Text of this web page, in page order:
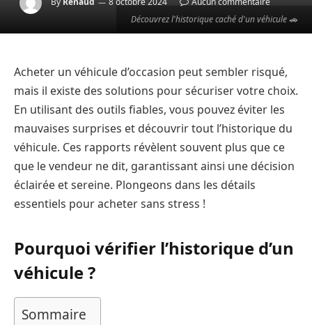
Découvrez l'historique caché d'un véhicule 🚗
Acheter un véhicule d’occasion peut sembler risqué,
mais il existe des solutions pour sécuriser votre choix.
En utilisant des outils fiables, vous pouvez éviter les
mauvaises surprises et découvrir tout l’historique du
véhicule. Ces rapports révèlent souvent plus que ce
que le vendeur ne dit, garantissant ainsi une décision
éclairée et sereine. Plongeons dans les détails
essentiels pour acheter sans stress !
Pourquoi vérifier l’historique d’un
véhicule ?
Sommaire